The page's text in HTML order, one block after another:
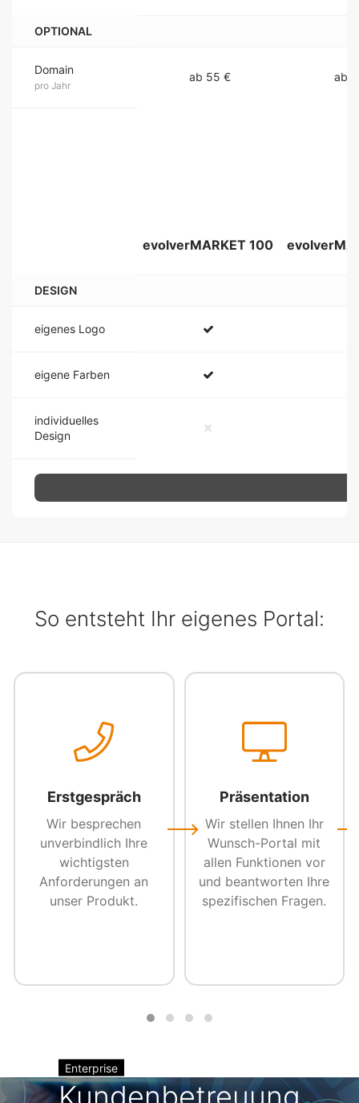
OPTIONAL
Domain
pro Jahr
ab 55 € ab
evolverMARKET 100
DESIGN
eigenes Logo
eigene Farben
individuelles
Design
So entsteht Ihr eigenes Portal:
Erstgespräch
Wir besprechen
unverbindlich Ihre
wichtigsten
Anforderungen an
unser Produkt.
Präsentation
Wir stellen Ihnen Ihr
Wunsch-Portal mit
allen Funktionen vor
und beantworten Ihre
spezifischen Fragen.
Enterprise